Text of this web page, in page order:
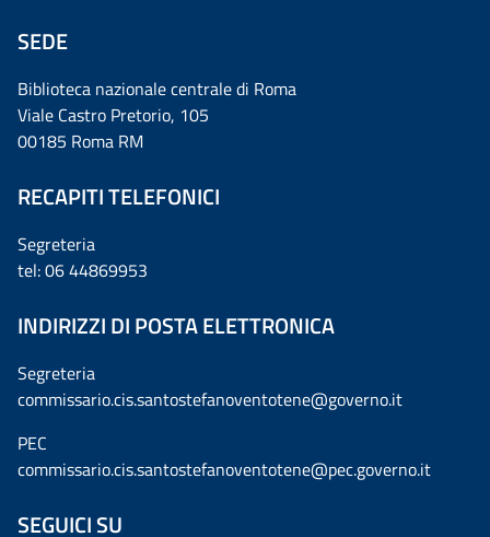
SEDE
Biblioteca nazionale centrale di Roma
Viale Castro Pretorio, 105
00185 Roma RM
RECAPITI TELEFONICI
Segreteria
tel: 06 44869953
INDIRIZZI DI POSTA ELETTRONICA
Segreteria
commissario.cis.santostefanoventotene@governo.it
PEC
commissario.cis.santostefanoventotene@pec.governo.it
SEGUICI SU